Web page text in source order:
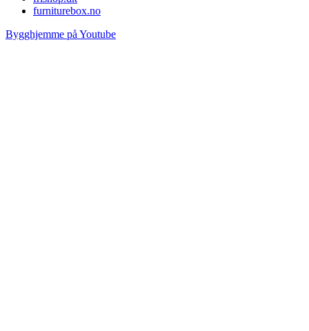
furniturebox.no
Bygghjemme på Youtube